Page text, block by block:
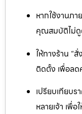
หากใช้งานภ
คุณสมบัติไม่
ให้ทางร้าน “
ติดตั้ง เพื่อลด
เปรียบเทียบร
หลายเจ้า เพื่